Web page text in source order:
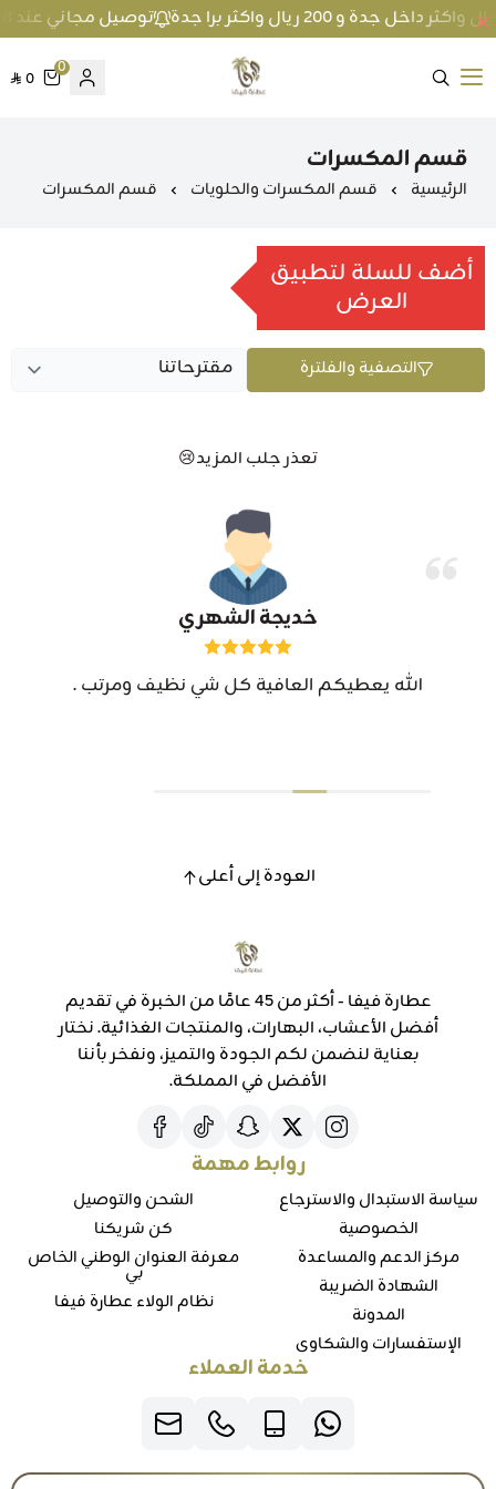
توصيل مجاني عند الطلب بمبلغ 100 ريال واكثر
متجر عطارة فيفا
0
0
قسم المكسرات
الرئيسية قسم المكسرات والحلويات قسم المكسرات
أضف للسلة لتطبيق
العرض
التصفية والفلترة
تعذر جلب المزيد😢
خديجة الشهري
الله يعطيكم العافية كل شي نظيف ومرتب .
العودة إلى أعلى
عطارة فيفا - أكثر من 45 عامًا من الخبرة في تقديم
أفضل الأعشاب، البهارات، والمنتجات الغذائية. نختار
بعناية لنضمن لكم الجودة والتميز، ونفخر بأننا
الأفضل في المملكة.
روابط مهمة
سياسة الاستبدال والاسترجاع
الخصوصية
مركز الدعم والمساعدة
الشهادة الضريبة
المدونة
الإستفسارات والشكاوي
الشحن والتوصيل
كن شريكنا
معرفة العنوان الوطني الخاص
بي
نظام الولاء عطارة فيفا
خدمة العملاء